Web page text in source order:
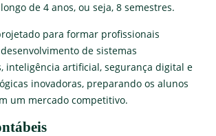
de 4 anos, ou seja, 8 semestres.
para formar profissionais
de sistemas
inteligência artificial, segurança digital e
inovadoras, preparando os alunos
um mercado competitivo.